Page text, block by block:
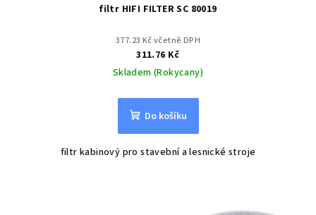
filtr HIFI FILTER SC 80019
377.23 Kč včetně DPH
311.76 Kč
Skladem (Rokycany)
Do košíku
filtr kabinový pro stavební a lesnické stroje